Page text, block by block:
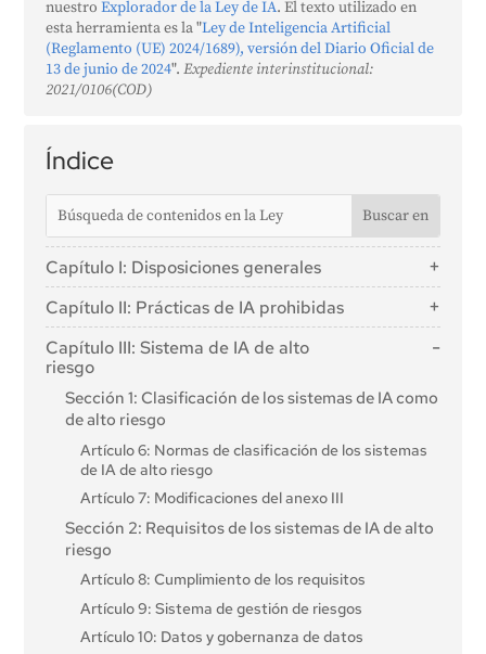
Índice
Capítulo I: Disposiciones generales
Artículo 1: Objeto
Artículo 2: Ámbito de aplicación
Artículo 3: Definiciones
Artículo 4: Alfabetización en IA
Capítulo II: Prácticas de IA prohibidas
Artículo 5: Prácticas de IA prohibidas
Capítulo III: Sistema de IA de alto
riesgo
Sección 1: Clasificación de los sistemas de IA como
de alto riesgo
Artículo 6: Normas de clasificación de los sistemas
de IA de alto riesgo
Artículo 7: Modificaciones del anexo III
Sección 2: Requisitos de los sistemas de IA de alto
riesgo
Artículo 8: Cumplimiento de los requisitos
Artículo 9: Sistema de gestión de riesgos
Artículo 10: Datos y gobernanza de datos
nuestroExplorador de la Ley de IA. El texto utilizado en
esta herramienta es la "Ley de Inteligencia Artificial
(Reglamento (UE) 2024/1689), versión del Diario Oficial de
13 de junio de 2024".Expediente interinstitucional:
2021/0106(COD)